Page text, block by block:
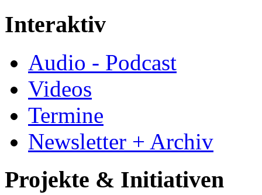
Interaktiv
Audio - Podcast
Videos
Termine
Newsletter + Archiv
Projekte & Initiativen